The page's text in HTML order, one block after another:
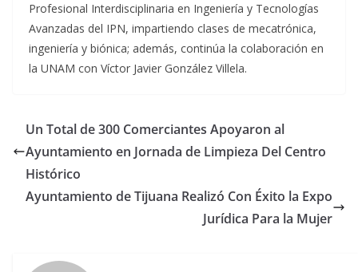
Profesional Interdisciplinaria en Ingeniería y Tecnologías
Avanzadas del IPN, impartiendo clases de mecatrónica,
ingeniería y biónica; además, continúa la colaboración en
la UNAM con Víctor Javier González Villela.
Un Total de 300 Comerciantes Apoyaron al
Ayuntamiento en Jornada de Limpieza Del Centro
Histórico
Ayuntamiento de Tijuana Realizó Con Éxito la Expo
Jurídica Para la Mujer